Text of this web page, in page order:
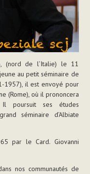
(nord de l’Italie) le 11
aupetit séminaire de
1957), il est envoyé pour
(Rome), où il prononcera
poursuit ses études
séminaire d’Albiate
par le Card. Giovanni
nos communautés de